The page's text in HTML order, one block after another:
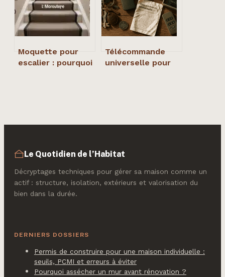
Moquette pour
escalier : pourquoi
Télécommande
universelle pour
Le Quotidien de l’Habitat
Décryptages techniques pour gérer sa maison comme un
actif : structure, isolation, extérieurs et valorisation du
bien dans la durée.
DERNIERS DOSSIERS
Permis de construire pour une maison individuelle :
seuils, PCMI et erreurs à éviter
Pourquoi assécher un mur avant rénovation ?